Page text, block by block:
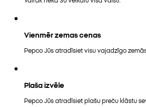
Vienmēr zemas cenas
Pepco Jūs atradīsiet visu vajadzīgo
Plaša izvēle
Pepco Jūs atradīsiet plašu preču klāstu